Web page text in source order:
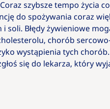
szybsze tempo życia
do spożywania coraz
Błędy żywieniowe
chorób
wystąpienia tych
się do lekarza, który